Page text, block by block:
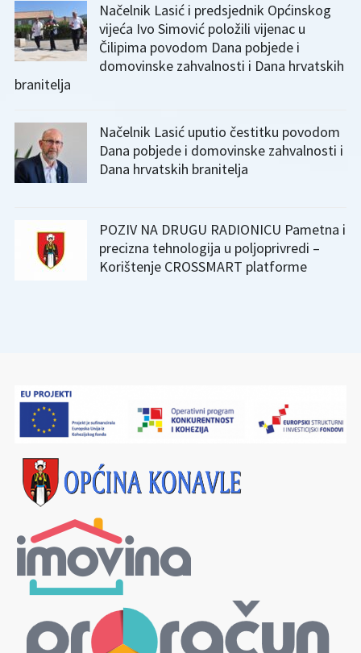
Načelnik Lasić i predsjednik Općinskog
vijeća Ivo Simović položili vijenac u
Čilipima povodom Dana pobjede i
domovinske zahvalnosti i Dana hrvatskih
branitelja
Načelnik Lasić uputio čestitku povodom
Dana pobjede i domovinske zahvalnosti i
Dana hrvatskih branitelja
POZIV NA DRUGU RADIONICU Pametna i
precizna tehnologija u poljoprivredi –
Korištenje CROSSMART platforme